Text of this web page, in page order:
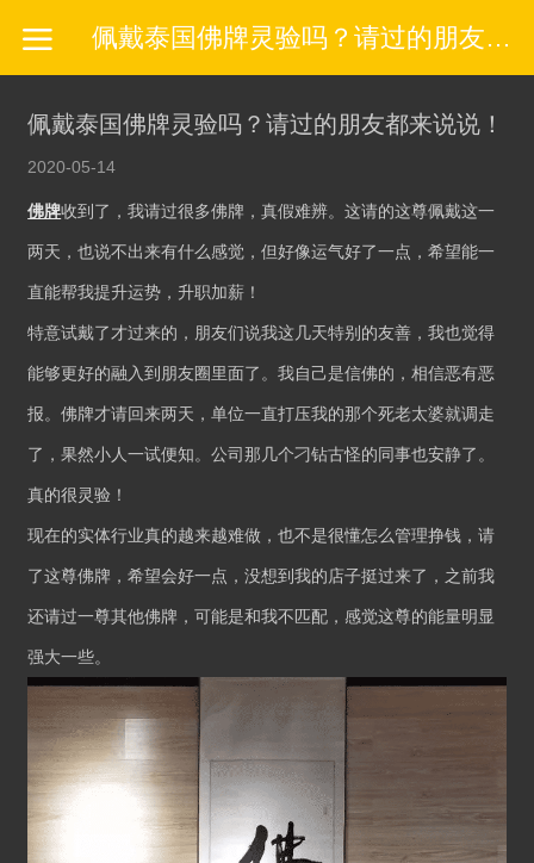
佩戴泰国佛牌灵验吗？请过的朋友都来说说！-泰佛灵缘官网
佩戴泰国佛牌灵验吗？请过的朋友都来说说！
2020-05-14
佛牌收到了，我请过很多佛牌，真假难辨。这请的这尊佩戴这一
两天，也说不出来有什么感觉，但好像运气好了一点，希望能一
直能帮我提升运势，升职加薪！
特意试戴了才过来的，朋友们说我这几天特别的友善，我也觉得
能够更好的融入到朋友圈里面了。我自己是信佛的，相信恶有恶
报。佛牌才请回来两天，单位一直打压我的那个死老太婆就调走
了，果然小人一试便知。公司那几个刁钻古怪的同事也安静了。
真的很灵验！
现在的实体行业真的越来越难做，也不是很懂怎么管理挣钱，请
了这尊佛牌，希望会好一点，没想到我的店子挺过来了，之前我
还请过一尊其他佛牌，可能是和我不匹配，感觉这尊的能量明显
强大一些。